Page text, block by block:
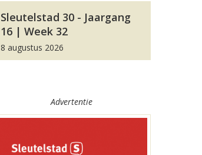
Sleutelstad 30 - Jaargang
16 | Week 32
8 augustus 2026
Advertentie